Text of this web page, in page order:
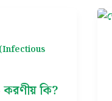
করণীয় কি?